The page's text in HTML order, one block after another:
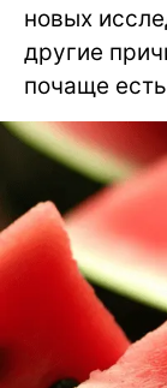
новых
другие
почаще